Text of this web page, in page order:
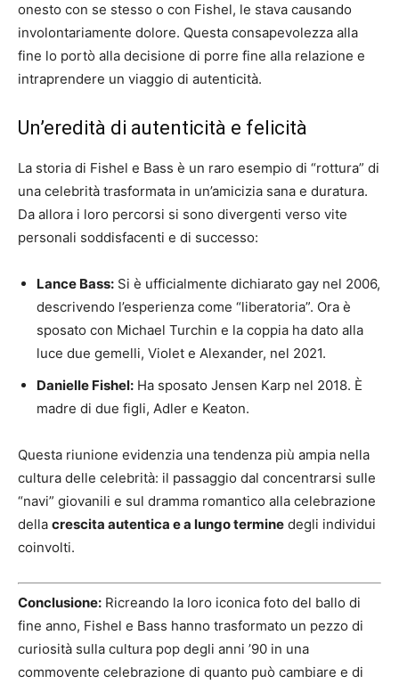
onesto con se stesso o con Fishel, le stava causando
involontariamente dolore. Questa consapevolezza alla
fine lo portò alla decisione di porre fine alla relazione e
intraprendere un viaggio di autenticità.
Un’eredità di autenticità e felicità
La storia di Fishel e Bass è un raro esempio di “rottura” di
una celebrità trasformata in un’amicizia sana e duratura.
Da allora i loro percorsi si sono divergenti verso vite
personali soddisfacenti e di successo:
Lance Bass: Si è ufficialmente dichiarato gay nel 2006,
descrivendo l’esperienza come “liberatoria”. Ora è
sposato con Michael Turchin e la coppia ha dato alla
luce due gemelli, Violet e Alexander, nel 2021.
Danielle Fishel: Ha sposato Jensen Karp nel 2018. È
madre di due figli, Adler e Keaton.
Questa riunione evidenzia una tendenza più ampia nella
cultura delle celebrità: il passaggio dal concentrarsi sulle
“navi” giovanili e sul dramma romantico alla celebrazione
della crescita autentica e a lungo termine degli individui
coinvolti.
Conclusione: Ricreando la loro iconica foto del ballo di
fine anno, Fishel e Bass hanno trasformato un pezzo di
curiosità sulla cultura pop degli anni ’90 in una
commovente celebrazione di quanto può cambiare e di